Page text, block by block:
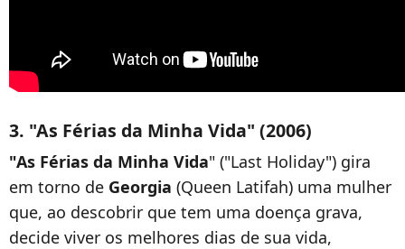
3. "As Férias da Minha Vida" (2006)
"As Férias da Minha Vida" ("Last Holiday") gira
em torno de Georgia (Queen Latifah) uma mulher
que, ao descobrir que tem uma doença grava,
decide viver os melhores dias de sua vida,